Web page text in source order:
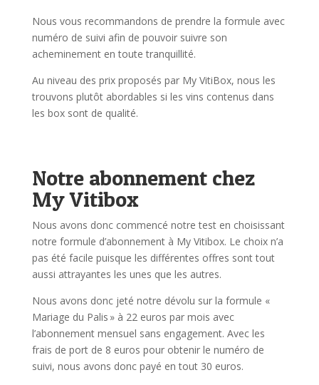
Nous vous recommandons de prendre la formule avec
numéro de suivi afin de pouvoir suivre son
acheminement en toute tranquillité.
Au niveau des prix proposés par My VitiBox, nous les
trouvons plutôt abordables si les vins contenus dans
les box sont de qualité.
Notre abonnement chez
My Vitibox
Nous avons donc commencé notre test en choisissant
notre formule d’abonnement à My Vitibox. Le choix n’a
pas été facile puisque les différentes offres sont tout
aussi attrayantes les unes que les autres.
Nous avons donc jeté notre dévolu sur la formule «
Mariage du Palis » à 22 euros par mois avec
l’abonnement mensuel sans engagement. Avec les
frais de port de 8 euros pour obtenir le numéro de
suivi, nous avons donc payé en tout 30 euros.